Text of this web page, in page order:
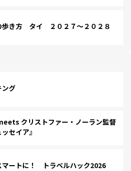
き方 タイ ２０２７～２０２８
ング
クリストファー・ノーラン監督
セイア』
マートに！ トラベルハック2026